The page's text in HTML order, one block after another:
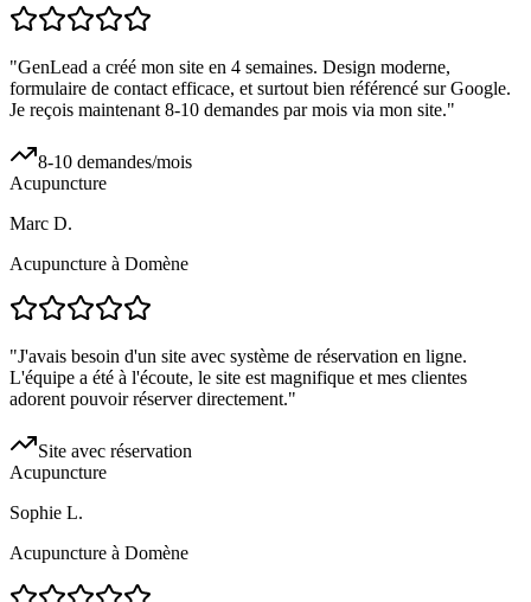
"GenLead a créé mon site en 4 semaines. Design moderne,
formulaire de contact efficace, et surtout bien référencé sur Google.
Je reçois maintenant 8-10 demandes par mois via mon site."
8-10 demandes/mois
Acupuncture
Marc D.
Acupuncture à Domène
"J'avais besoin d'un site avec système de réservation en ligne.
L'équipe a été à l'écoute, le site est magnifique et mes clientes
adorent pouvoir réserver directement."
Site avec réservation
Acupuncture
Sophie L.
Acupuncture à Domène